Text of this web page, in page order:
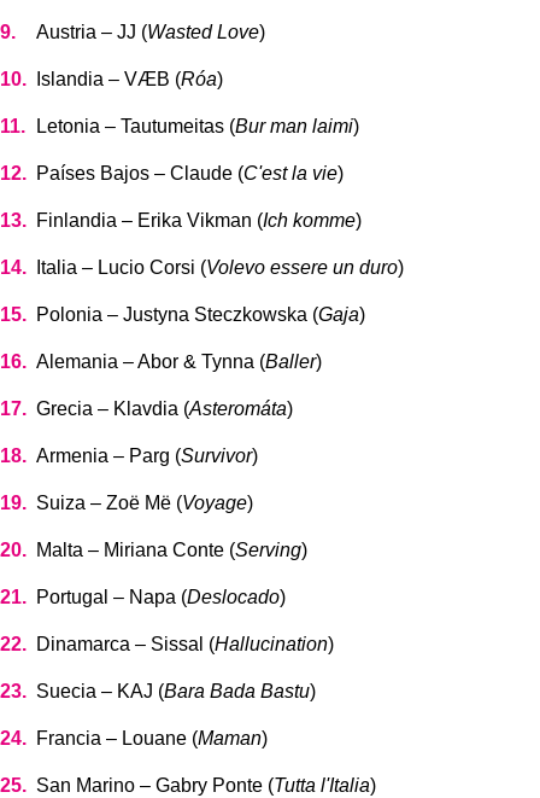
Austria – JJ (Wasted Love)
Islandia – VÆB (Róa)
Letonia – Tautumeitas (Bur man laimi)
Países Bajos – Claude (C'est la vie)
Finlandia – Erika Vikman (Ich komme)
Italia – Lucio Corsi (Volevo essere un duro)
Polonia – Justyna Steczkowska (Gaja)
Alemania – Abor & Tynna (Baller)
Grecia – Klavdia (Asteromáta)
Armenia – Parg (Survivor)
Suiza – Zoë Më (Voyage)
Malta – Miriana Conte (Serving)
Portugal – Napa (Deslocado)
Dinamarca – Sissal (Hallucination)
Suecia – KAJ (Bara Bada Bastu)
Francia – Louane (Maman)
San Marino – Gabry Ponte (Tutta l'Italia)